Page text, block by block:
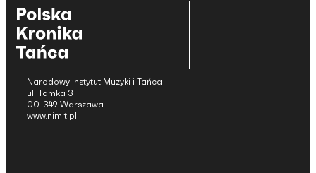
Narodowy Instytut Muzyki i Tańca
ul. Tamka 3
00-349 Warszawa
www.nimit.pl